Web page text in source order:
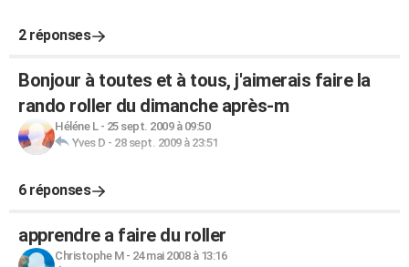
2 réponses
Bonjour à toutes et à tous, j'aimerais faire la
rando roller du dimanche après-m
Héléne L- 25 sept. 2009 à 09:50
Yves D - 28 sept. 2009 à 23:51
6 réponses
apprendre a faire du roller
Christophe M- 24 mai 2008 à 13:16